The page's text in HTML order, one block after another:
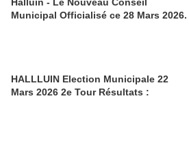
Municipal Officialisé ce 28 Mars 2026.
HALLLUIN Election Municipale 22
Mars 2026 2e Tour Résultats :